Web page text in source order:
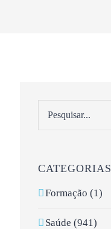
CATEGORIAS
Formação (1)
Saúde (941)